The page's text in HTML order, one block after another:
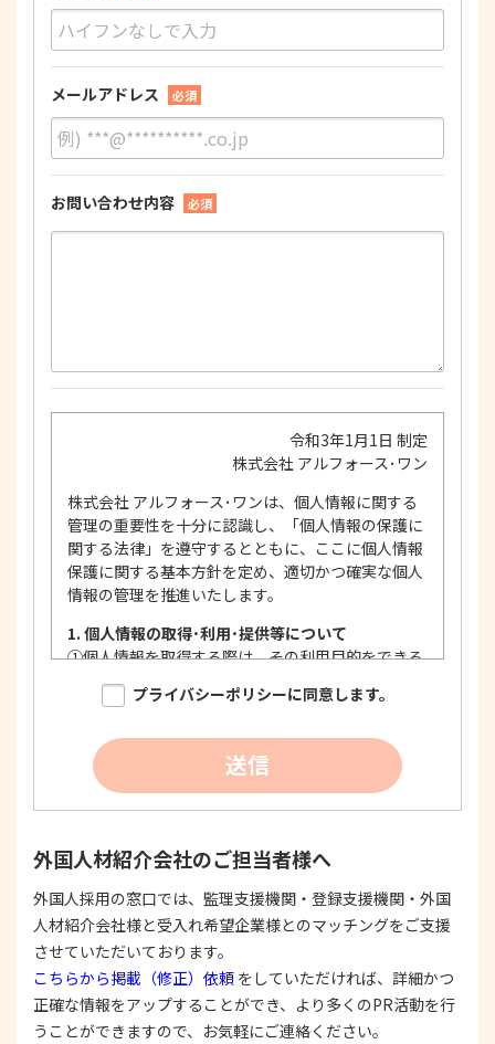
メールアドレス 必須
お問い合わせ内容 必須
令和3年1月1日 制定
株式会社 アルフォース･ワン
株式会社 アルフォース･ワンは、個人情報に関する
管理の重要性を十分に認識し、「個人情報の保護に
関する法律」を遵守するとともに、ここに個人情報
保護に関する基本方針を定め、適切かつ確実な個人
情報の管理を推進いたします。
1. 個人情報の取得･利用･提供等について
①個人情報を取得する際は、その利用目的をできる
限り明確に特定し、その目的達成に必要な限度に
おいて適法かつ公正な手段を用い、同意を得て取
個人情報を利用する際は、本人に明示、通知、ま
たは公表した利用目的の範囲内に限定し、それに
反する目的外利用を行なわないための措置を講じ
する際は、本人が同意を与えた利用目的の範囲内
で、適法にこれを行います。
2. 安全対策の実施について
個人情報の正確性およびその利用の安全性を確保す
るため、情報セキュリティ対策を始めとする安全措
置を構築し、個人情報への不正アクセス、個人情報
の漏洩、滅失または毀損等の的確な防止とセキュリ
プライバシーポリシーに同意します。
送信
外国人材紹介会社のご担当者様へ
外国人採用の窓口では、監理支援機関・登録支援機関・外国
人材紹介会社様と受入れ希望企業様とのマッチングをご支援
させていただいております。
こちらから掲載（修正）依頼 をしていただければ、詳細かつ
正確な情報をアップすることができ、より多くのPR活動を行
うことができますので、お気軽にご連絡ください。